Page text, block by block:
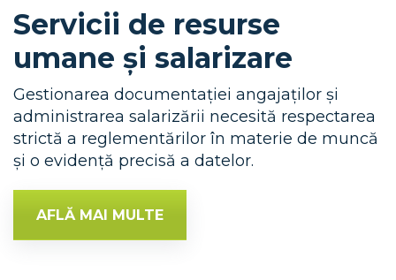
Servicii de resurse
umane și salarizare
Gestionarea documentației angajaților și
administrarea salarizării necesită respectarea
strictă a reglementărilor în materie de muncă
și o evidență precisă a datelor.
AFLĂ MAI MULTE